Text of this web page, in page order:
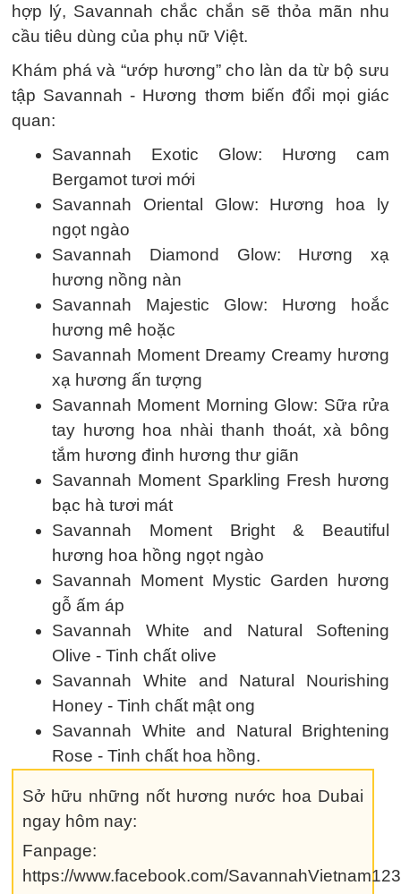
hợp lý, Savannah chắc chắn sẽ thỏa mãn nhu
cầu tiêu dùng của phụ nữ Việt.
Khám phá và “ướp hương” cho làn da từ bộ sưu
tập Savannah - Hương thơm biến đổi mọi giác
quan:
Savannah Exotic Glow: Hương cam
Bergamot tươi mới
Savannah Oriental Glow: Hương hoa ly
ngọt ngào
Savannah Diamond Glow: Hương xạ
hương nồng nàn
Savannah Majestic Glow: Hương hoắc
hương mê hoặc
Savannah Moment Dreamy Creamy hương
xạ hương ấn tượng
Savannah Moment Morning Glow: Sữa rửa
tay hương hoa nhài thanh thoát, xà bông
tắm hương đinh hương thư giãn
Savannah Moment Sparkling Fresh hương
bạc hà tươi mát
Savannah Moment Bright & Beautiful
hương hoa hồng ngọt ngào
Savannah Moment Mystic Garden hương
gỗ ấm áp
Savannah White and Natural Softening
Olive - Tinh chất olive
Savannah White and Natural Nourishing
Honey - Tinh chất mật ong
Savannah White and Natural Brightening
Rose - Tinh chất hoa hồng.
Sở hữu những nốt hương nước hoa Dubai
ngay hôm nay:
Fanpage:
https://www.facebook.com/SavannahVietnam123